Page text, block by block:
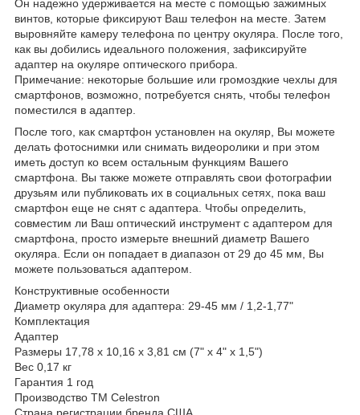
Он надежно удерживается на месте с помощью зажимных
винтов, которые фиксируют Ваш телефон на месте. Затем
выровняйте камеру телефона по центру окуляра. После того,
как вы добились идеального положения, зафиксируйте
адаптер на окуляре оптического прибора.
Примечание: некоторые большие или громоздкие чехлы для
смартфонов, возможно, потребуется снять, чтобы телефон
поместился в адаптер.
После того, как смартфон установлен на окуляр, Вы можете
делать фотоснимки или снимать видеоролики и при этом
иметь доступ ко всем остальным функциям Вашего
смартфона. Вы также можете отправлять свои фотографии
друзьям или публиковать их в социальных сетях, пока ваш
смартфон еще не снят с адаптера. Чтобы определить,
совместим ли Ваш оптический инструмент с адаптером для
смартфона, просто измерьте внешний диаметр Вашего
окуляра. Если он попадает в диапазон от 29 до 45 мм, Вы
можете пользоваться адаптером.
Конструктивные особенности
Диаметр окуляра для адаптера: 29-45 мм / 1,2-1,77"
Комплектация
Адаптер
Размеры 17,78 x 10,16 x 3,81 см (7" x 4" x 1,5")
Вес 0,17 кг
Гарантия 1 год
Производство ТМ Celestron
Страна регистрации бренда США